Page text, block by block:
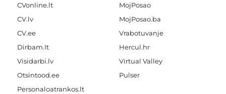
CVonline.lt
CV.lv
CV.ee
Dirbam.It
Visidarbi.lv
Otsintood.ee
Personaloatrankos.lt
MojPosao
MojPosao.ba
Vrabotuvanje
Hercul.hr
Virtual Valley
Pulser